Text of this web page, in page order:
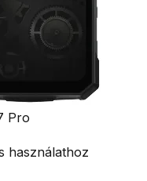
Pro
használathoz